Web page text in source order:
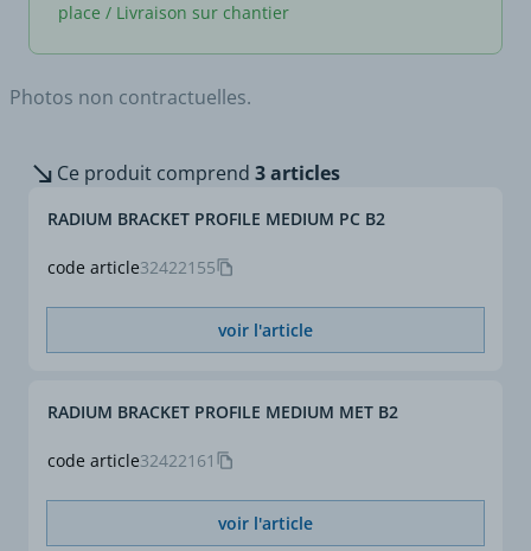
Photos non contractuelles.
place / Livraison sur chantier
Ce produit comprend 3 articles
code article32422155
RADIUM BRACKET PROFILE MEDIUM PC B2
voir l'article
code article32422161
RADIUM BRACKET PROFILE MEDIUM MET B2
voir l'article